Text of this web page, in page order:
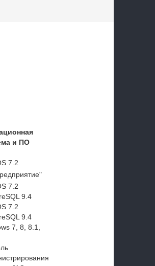
и ПО
7.2
7.2
9.4
7.2
9.4
7, 8, 8.1,